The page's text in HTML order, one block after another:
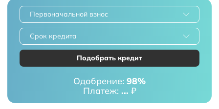
Первоначальной взнос
Срок кредита
Подобрать кредит
Одобрение: 98%
Платеж: ... ₽